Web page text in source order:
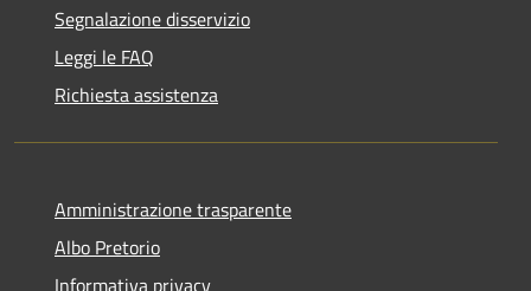
Segnalazione disservizio
Leggi le FAQ
Richiesta assistenza
Amministrazione trasparente
Albo Pretorio